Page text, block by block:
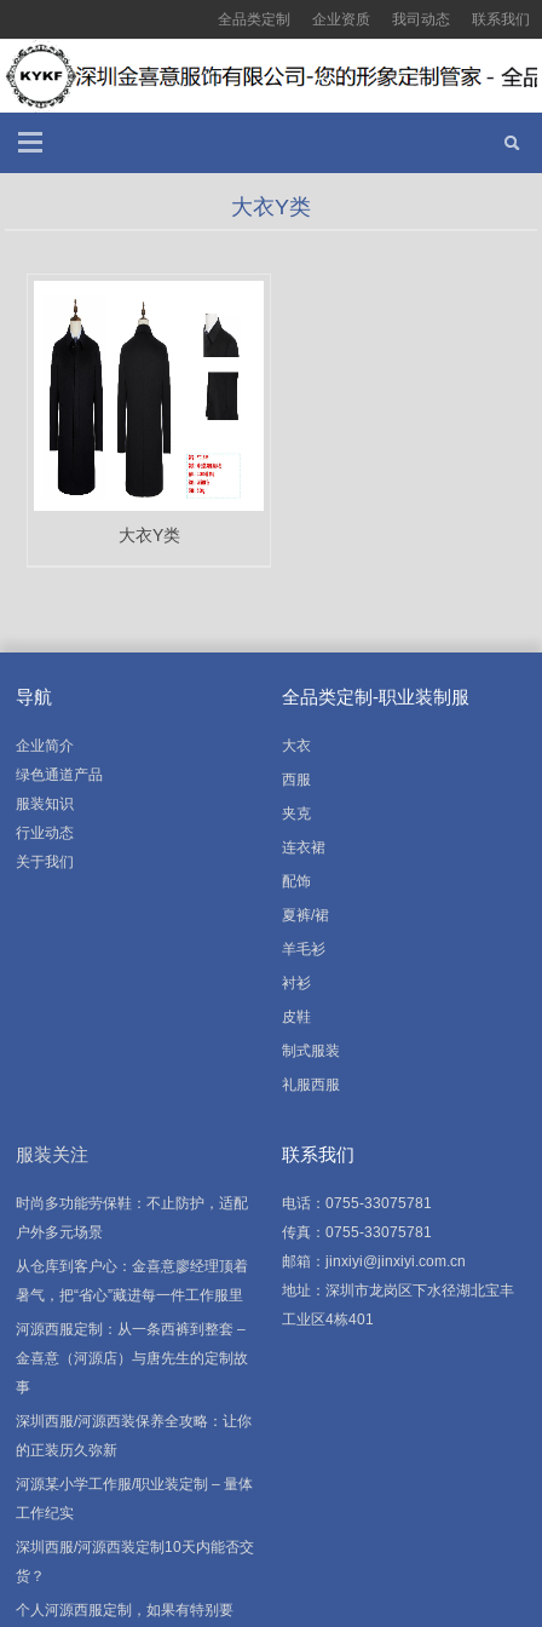
全品类定制 企业资质 我司动态 联系我们
大衣Y类
大衣Y类
导航
企业简介
绿色通道产品
服装知识
行业动态
关于我们
全品类定制-职业装制服
大衣
西服
夹克
连衣裙
配饰
夏裤/裙
羊毛衫
衬衫
皮鞋
制式服装
礼服西服
服装关注
时尚多功能劳保鞋：不止防护，适配
户外多元场景
从仓库到客户心：金喜意廖经理顶着
暑气，把“省心”藏进每一件工作服里
河源西服定制：从一条西裤到整套 –
金喜意（河源店）与唐先生的定制故
事
深圳西服/河源西装保养全攻略：让你
的正装历久弥新
河源某小学工作服/职业装定制 – 量体
工作纪实
深圳西服/河源西装定制10天内能否交
货？
个人河源西服定制，如果有特别要
联系我们
电话：0755-33075781
传真：0755-33075781
邮箱：jinxiyi@jinxiyi.com.cn
地址：深圳市龙岗区下水径湖北宝丰
工业区4栋401